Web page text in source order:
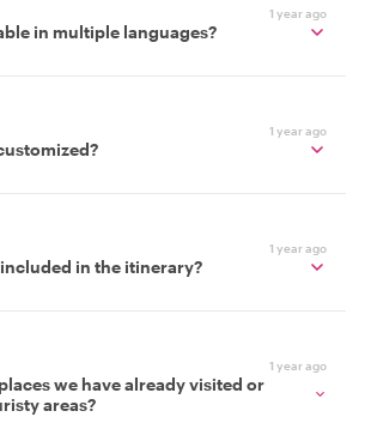
1 year ago
in multiple languages?
1 year ago
1 year ago
in the itinerary?
1 year ago
we have already visited or
areas?